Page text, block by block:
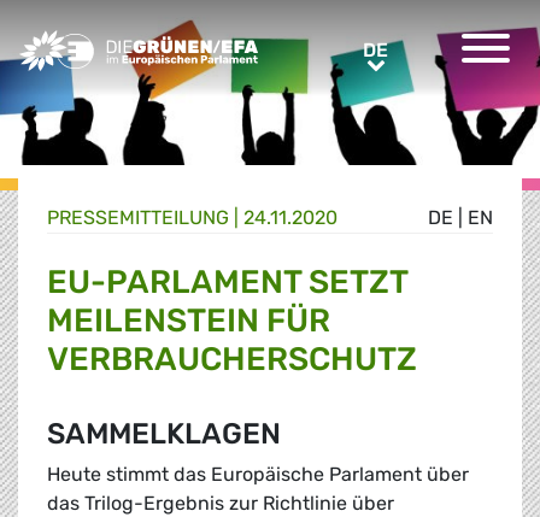
Greens/EFA Home DEDE
DE EN
PRESSE­MITTEILUNG 24.11.2020
EU-PARLAMENT SETZT
MEILENSTEIN FÜR
VERBRAUCHERSCHUTZ
SAMMELKLAGEN
Heute stimmt das Europäische Parlament über
das Trilog-Ergebnis zur Richtlinie über